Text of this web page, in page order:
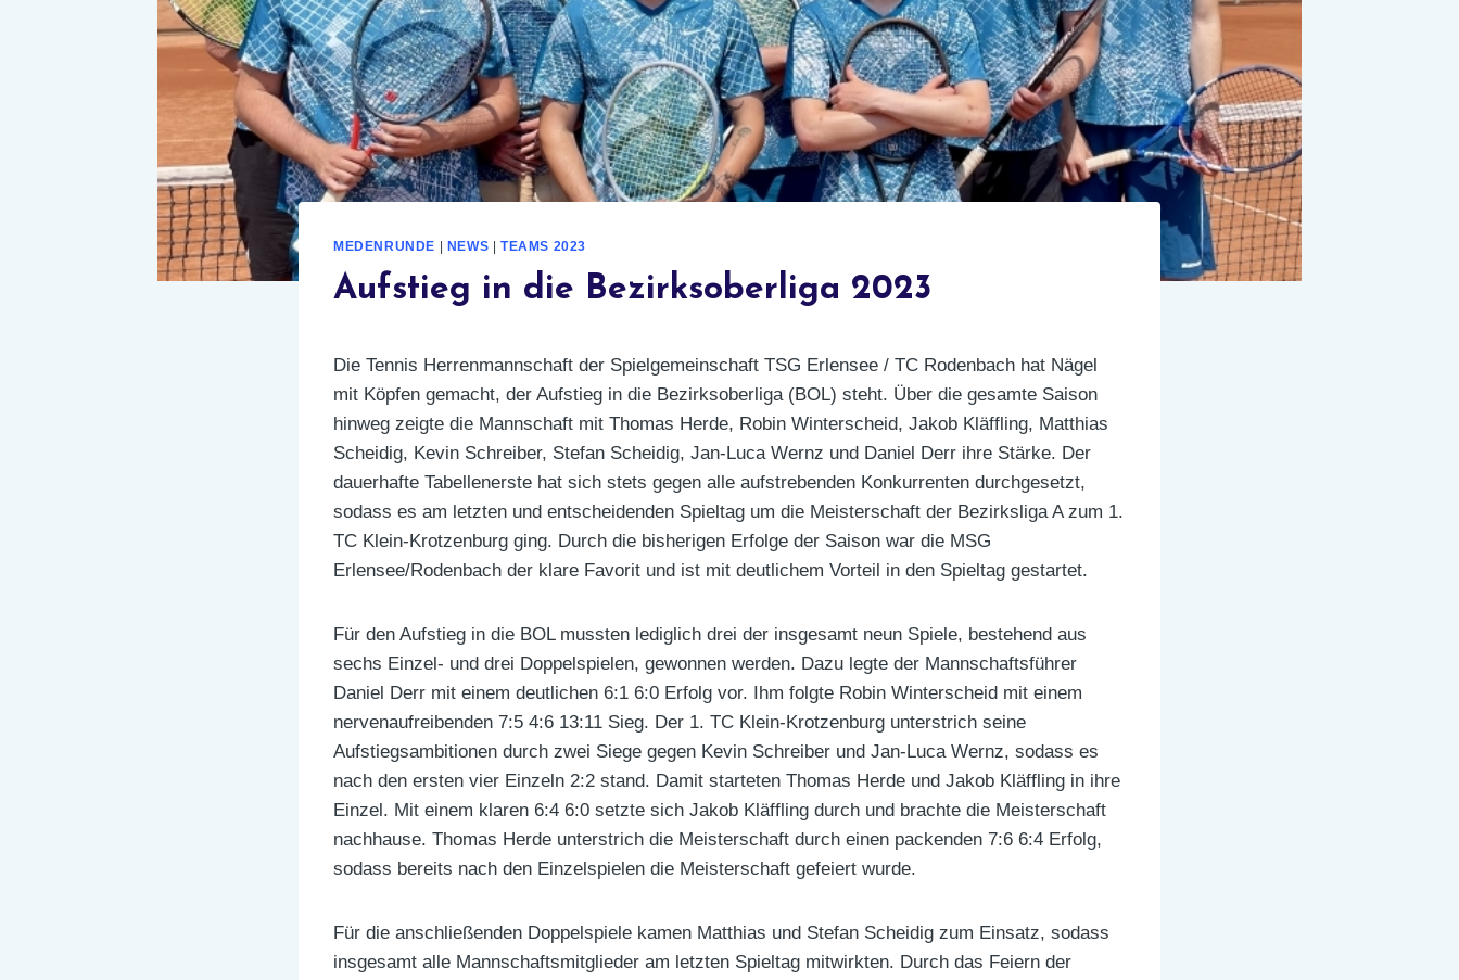
MEDENRUNDE NEWS TEAMS 2023
Aufstieg in die Bezirksoberliga 2023
Die Tennis Herrenmannschaft der Spielgemeinschaft TSG Erlensee / TC Rodenbach hat Nägel
mit Köpfen gemacht, der Aufstieg in die Bezirksoberliga (BOL) steht. Über die gesamte Saison
hinweg zeigte die Mannschaft mit Thomas Herde, Robin Winterscheid, Jakob Kläffling, Matthias
Scheidig, Kevin Schreiber, Stefan Scheidig, Jan-Luca Wernz und Daniel Derr ihre Stärke. Der
dauerhafte Tabellenerste hat sich stets gegen alle aufstrebenden Konkurrenten durchgesetzt,
sodass es am letzten und entscheidenden Spieltag um die Meisterschaft der Bezirksliga A zum 1.
TC Klein-Krotzenburg ging. Durch die bisherigen Erfolge der Saison war die MSG
Erlensee/Rodenbach der klare Favorit und ist mit deutlichem Vorteil in den Spieltag gestartet.
Für den Aufstieg in die BOL mussten lediglich drei der insgesamt neun Spiele, bestehend aus
sechs Einzel- und drei Doppelspielen, gewonnen werden. Dazu legte der Mannschaftsführer
Daniel Derr mit einem deutlichen 6:1 6:0 Erfolg vor. Ihm folgte Robin Winterscheid mit einem
nervenaufreibenden 7:5 4:6 13:11 Sieg. Der 1. TC Klein-Krotzenburg unterstrich seine
Aufstiegsambitionen durch zwei Siege gegen Kevin Schreiber und Jan-Luca Wernz, sodass es
nach den ersten vier Einzeln 2:2 stand. Damit starteten Thomas Herde und Jakob Kläffling in ihre
Einzel. Mit einem klaren 6:4 6:0 setzte sich Jakob Kläffling durch und brachte die Meisterschaft
nachhause. Thomas Herde unterstrich die Meisterschaft durch einen packenden 7:6 6:4 Erfolg,
sodass bereits nach den Einzelspielen die Meisterschaft gefeiert wurde.
Für die anschließenden Doppelspiele kamen Matthias und Stefan Scheidig zum Einsatz, sodass
insgesamt alle Mannschaftsmitglieder am letzten Spieltag mitwirkten. Durch das Feiern der